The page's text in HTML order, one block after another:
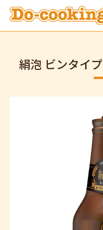
絹泡 ビンタイプ